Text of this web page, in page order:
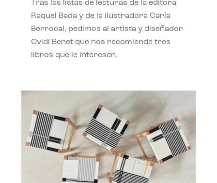
Tras las listas de lecturas de la editora
Raquel Bada y de la ilustradora Carla
Berrocal, pedimos al artista y diseñador
Ovidi Benet que nos recomiende tres
libros que le interesen.